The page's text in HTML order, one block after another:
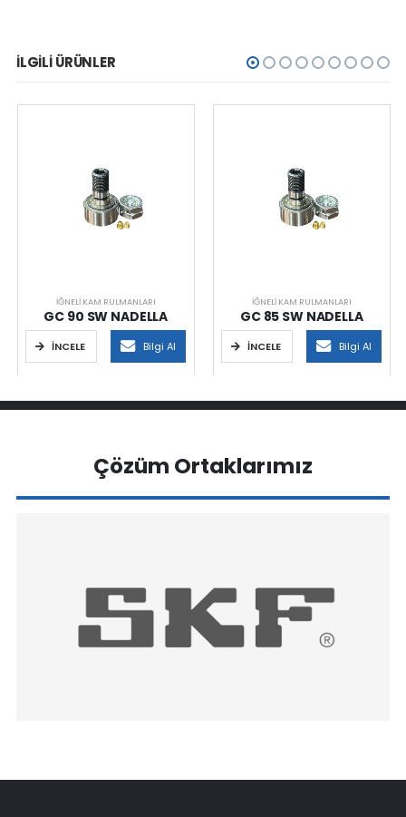
İLGILI ÜRÜNLER
İĞNELI KAM RULMANLARI
GC 90 SW NADELLA
İNCELE Bilgi Al
İĞNELI KAM RULMANLARI
GC 85 SW NADELLA
İNCELE Bilgi Al
Çözüm Ortaklarımız